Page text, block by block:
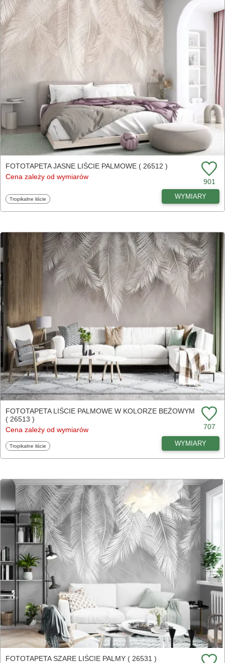
FOTOTAPETA JASNE LIŚCIE PALMOWE ( 26512 )
Cena zależy od wymiarów
901
Fototapety
Tropikalne liście WYMIARY
FOTOTAPETA LIŚCIE PALMOWE W KOLORZE BEŻOWYM
( 26513 )
Cena zależy od wymiarów
707
Fototapety
Tropikalne liście WYMIARY
FOTOTAPETA SZARE LIŚCIE PALMY ( 26531 )